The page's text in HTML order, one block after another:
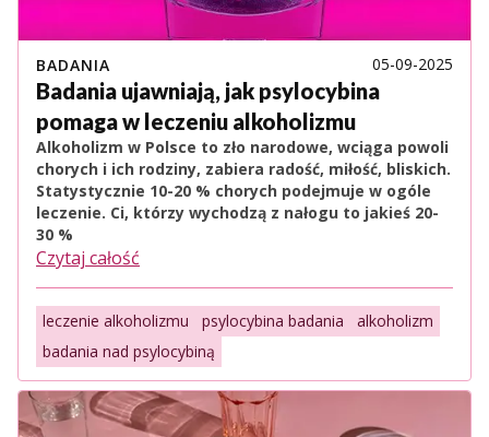
BADANIA 05-09-2025
Badania ujawniają, jak psylocybina
pomaga w leczeniu alkoholizmu
Alkoholizm w Polsce to zło narodowe, wciąga powoli
chorych i ich rodziny, zabiera radość, miłość, bliskich.
Statystycznie 10-20 % chorych podejmuje w ogóle
leczenie. Ci, którzy wychodzą z nałogu to jakieś 20-
30 %
Czytaj całość
leczenie alkoholizmu psylocybina badania
alkoholizm
badania nad psylocybiną